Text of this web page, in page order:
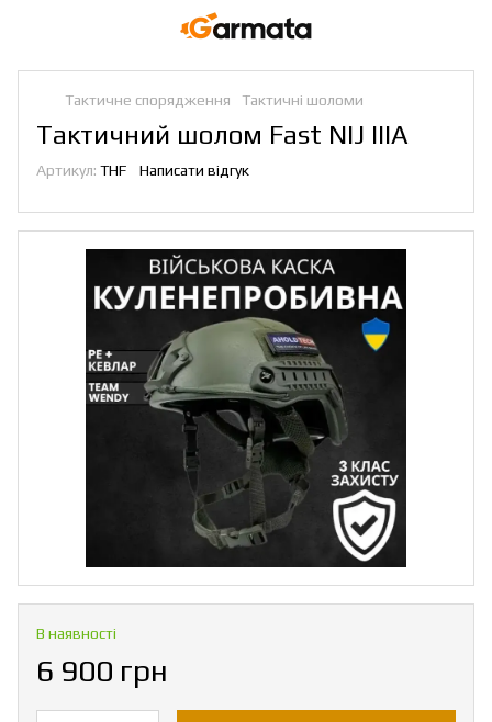
Тактичне спорядження Тактичні шоломи
Тактичний шолом Fast NIJ IIIA
Артикул: THF Написати відгук
В наявності
6 900 грн